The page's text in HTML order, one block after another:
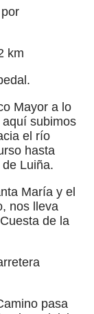
km
Mayor a lo
subimos
el río
hasta
Luiña.
María y el
nos lleva
de la
pasa